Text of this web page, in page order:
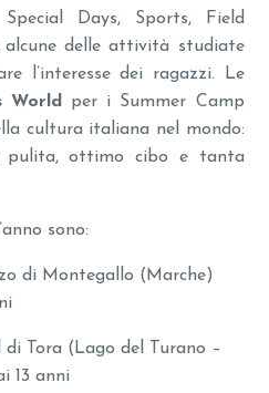
Special Days, Sports, Field
alcune delle attività studiate
l’interesse dei ragazzi. Le
World per i Summer Camp
cultura italiana nel mondo:
pulita, ottimo cibo e tanta
sono:
di Montegallo (Marche)
di Tora (Lago del Turano –
13 anni